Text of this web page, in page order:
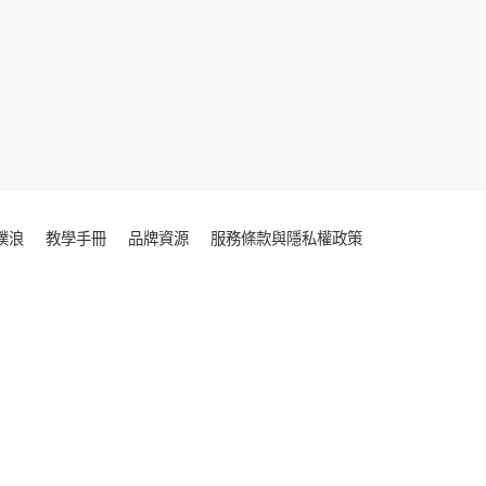
浪 教學手冊 品牌資源 服務條款與隱私權政策